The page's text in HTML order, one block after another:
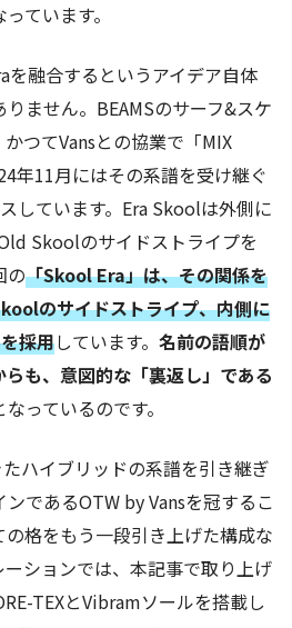
ています。
融合するというアイデア自体
ません。BEAMSのサーフ&スケ
つてVansとの協業で「MIX
年11月にはその系譜を受け継ぐ
しています。Era Skoolは外側に
Skoolのサイドストライプを
の「Skool Era」は、その関係を
のサイドストライプ、内側に
採用しています。 名前の語順が
も、意図的な「裏返し」である
なっているのです。
ハイブリッドの系譜を引き継ぎ
であるOTW by Vansを冠するこ
格をもう一段引き上げた構成な
ションでは、本記事で取り上げ
TEXとVibramソールを搭載し